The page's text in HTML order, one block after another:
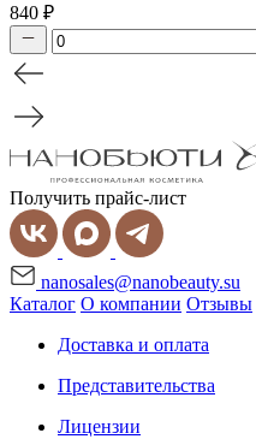
840 ₽
Получить прайс-лист
nanosales@nanobeauty.su
Каталог О компании Отзывы
Доставка и оплата
Представительства
Лицензии